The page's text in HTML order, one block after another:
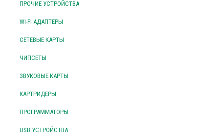
ПРОЧИЕ УСТРОЙСТВА
WI-FI АДАПТЕРЫ
СЕТЕВЫЕ КАРТЫ
ЧИПСЕТЫ
ЗВУКОВЫЕ КАРТЫ
КАРТРИДЕРЫ
ПРОГРАММАТОРЫ
USB УСТРОЙСТВА